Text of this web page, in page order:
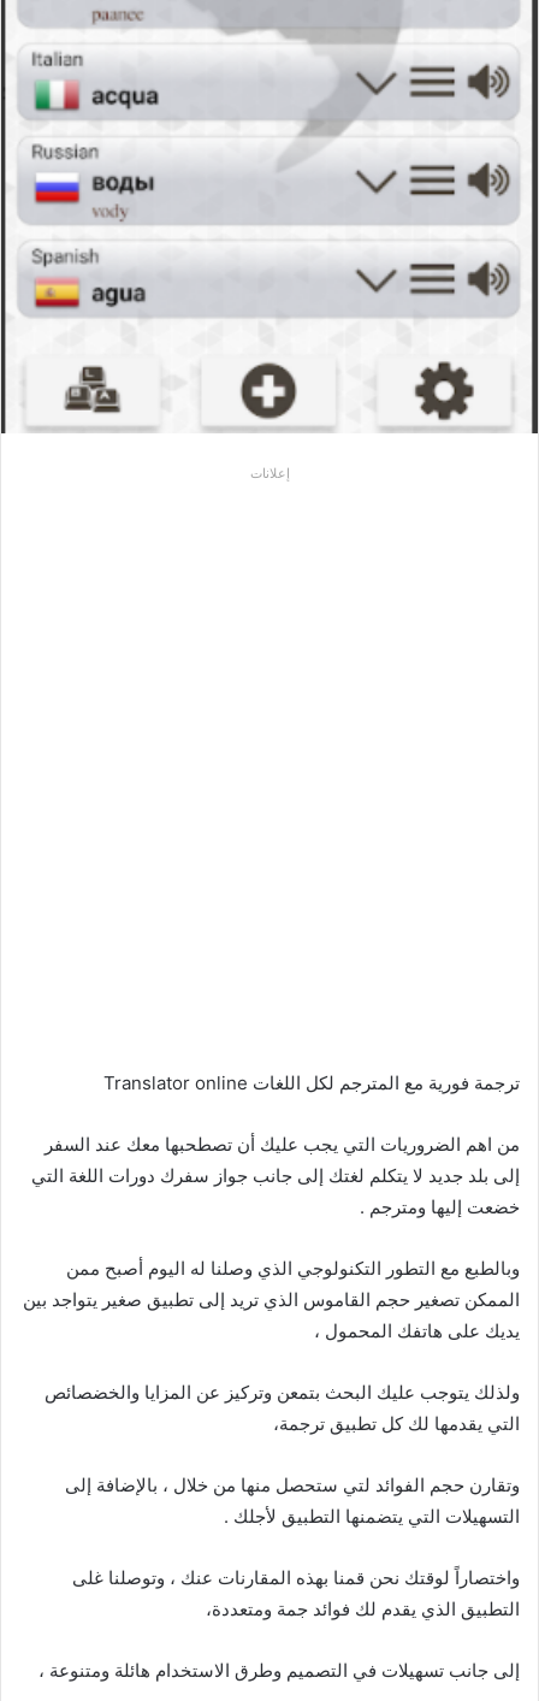
إعلانات
ترجمة فورية مع المترجم لكل اللغات Translator online
من اهم الضروريات التي يجب عليك أن تصطحبها معك عند السفر
إلى بلد جديد لا يتكلم لغتك إلى جانب جواز سفرك دورات اللغة التي
خضعت إليها ومترجم .
وبالطبع مع التطور التكنولوجي الذي وصلنا له اليوم أصبح ممن
الممكن تصغير حجم القاموس الذي تريد إلى تطبيق صغير يتواجد بين
يديك على هاتفك المحمول ،
ولذلك يتوجب عليك البحث بتمعن وتركيز عن المزايا والخضصائص
التي يقدمها لك كل تطبيق ترجمة،
وتقارن حجم الفوائد لتي ستحصل منها من خلال ، بالإضافة إلى
التسهيلات التي يتضمنها التطبيق لأجلك .
واختصاراً لوقتك نحن قمنا بهذه المقارنات عنك ، وتوصلنا غلى
التطبيق الذي يقدم لك فوائد جمة ومتعددة،
إلى جانب تسهيلات في التصميم وطرق الاستخدام هائلة ومتنوعة ،